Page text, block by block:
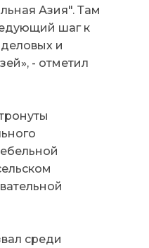
Азия". Там
шаг к
и
- отметил
среди